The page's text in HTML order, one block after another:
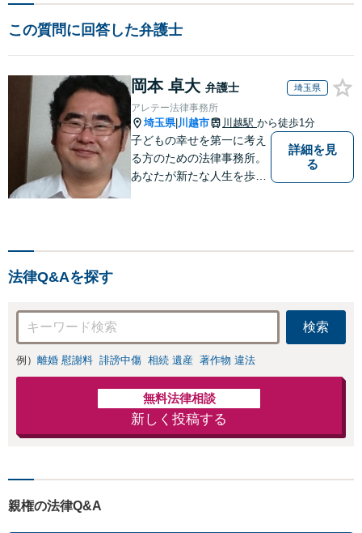
この質問に回答した弁護士
岡本 卓大 弁護士 埼玉県
アレテー法律事務所
埼玉県| 川越市 川越駅 から徒歩1分
子どもの幸せを第一に考え
る方のための法律事務所。
あなたが新たな人生を歩み
詳細を見
る
法律Q&Aを探す
検索
例） 離婚 慰謝料 誹謗中傷 相続 遺産 著作物 違法
無料法律相談
新しく投稿する
親権の法律Q&A